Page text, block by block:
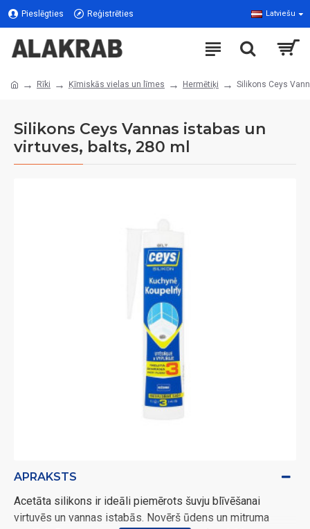
Pieslēgties Reģistrēties Latviešu
Rīki Ķīmiskās vielas un līmes Hermētiķi Silikons Ceys
Silikons Ceys Vannas istabas un
virtuves, balts, 280 ml
APRAKSTS
Acetāta silikons ir ideāli piemērots šuvju blīvēšanai
virtuvēs un vannas istabās. Novērš ūdens un mitruma